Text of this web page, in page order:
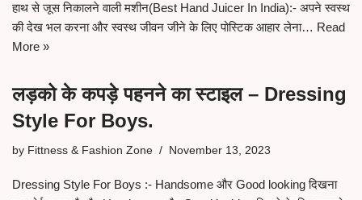
हाथ से जूस निकालने वाली मशीन(Best Hand Juicer In India):- अपने स्वस्थ
की देख भल करना और स्वस्थ जीवन जीने के लिए पोस्टिक आहार लेना… Read
More »
लड़को के कपड़े पहनने का स्टाइल – Dressing
Style For Boys.
by Fittness & Fashion Zone November 13, 2023
Dressing Style For Boys :- Handsome और Good looking दिखना